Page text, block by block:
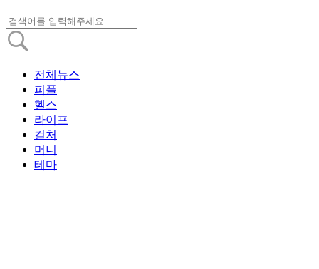
전체뉴스
피플
헬스
라이프
컬처
머니
테마